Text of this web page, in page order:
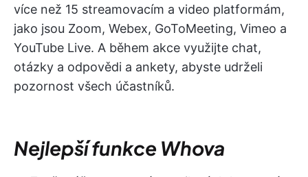
více než 15 streamovacím a video platformám,
jako jsou Zoom, Webex, GoToMeeting, Vimeo a
YouTube Live. A během akce využijte chat,
otázky a odpovědi a ankety, abyste udrželi
pozornost všech účastníků.
Nejlepší funkce Whova